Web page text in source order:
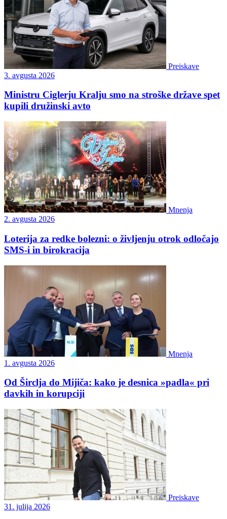
Preiskave
3. avgusta 2026
Ministru Ciglerju Kralju smo na stroške države spet
kupili družinski avto
Mnenja
2. avgusta 2026
Loterija za redke bolezni: o življenju otrok odločajo
SMS-i in birokracija
Mnenja
1. avgusta 2026
Od Širclja do Mijiča: kako je desnica »padla« pri
davkih in korupciji
Preiskave
31. julija 2026